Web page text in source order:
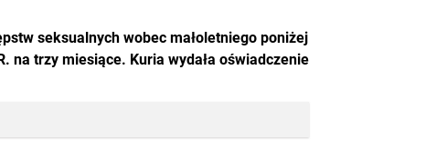
seksualnych wobec małoletniego poniżej
na trzy miesiące. Kuria wydała oświadczenie